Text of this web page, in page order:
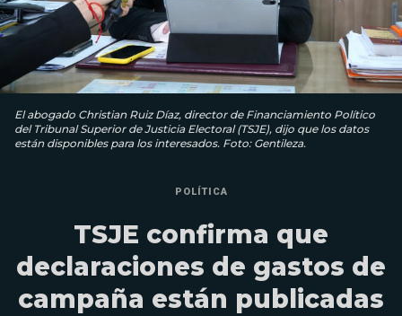
El abogado Christian Ruiz Díaz, director de Financiamiento Político
del Tribunal Superior de Justicia Electoral (TSJE), dijo que los datos
están disponibles para los interesados. Foto: Gentileza.
POLÍTICA
TSJE confirma que
declaraciones de gastos de
campaña están publicadas